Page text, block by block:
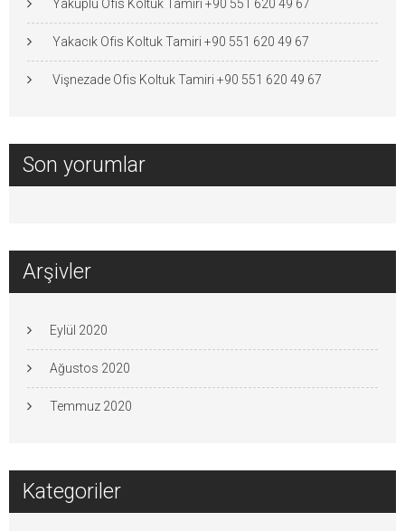
Yakuplu Ofis Koltuk Tamiri +90 551 620 49 67
Yakacık Ofis Koltuk Tamiri +90 551 620 49 67
Vişnezade Ofis Koltuk Tamiri +90 551 620 49 67
Son yorumlar
Arşivler
Eylül 2020
Ağustos 2020
Temmuz 2020
Kategoriler